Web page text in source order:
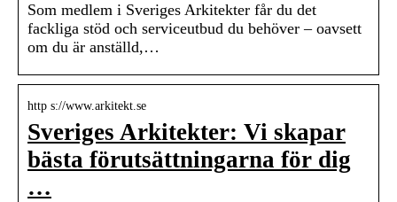
Som medlem i Sveriges Arkitekter får du det
fackliga stöd och serviceutbud du behöver – oavsett
om du är anställd,…
http s://www.arkitekt.se
Sveriges Arkitekter: Vi skapar
bästa förutsättningarna för dig
…